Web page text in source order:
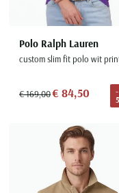
Polo Ralph Lauren
€ 169,00€ 84,50
-